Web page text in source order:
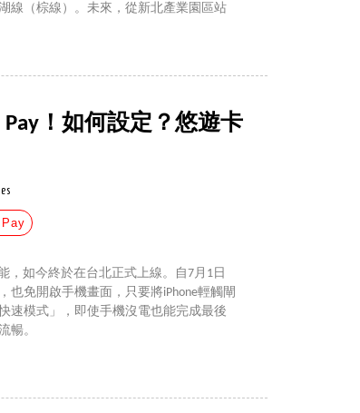
線（棕線）。未來，從新北產業園區站
！如何設定？悠遊卡
，如今終於在台北正式上線。自7月1日
也免開啟手機畫面，只要將iPhone輕觸閘
速模式」，即使手機沒電也能完成最後
暢。